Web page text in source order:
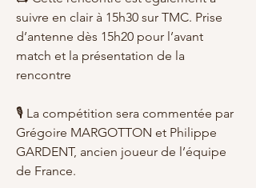
suivre en clair à 15h30 sur TMC. Prise
d’antenne dès 15h20 pour l’avant
match et la présentation de la
rencontre
🎙️ La compétition sera commentée par
Grégoire MARGOTTON et Philippe
GARDENT, ancien joueur de l’équipe
de France.